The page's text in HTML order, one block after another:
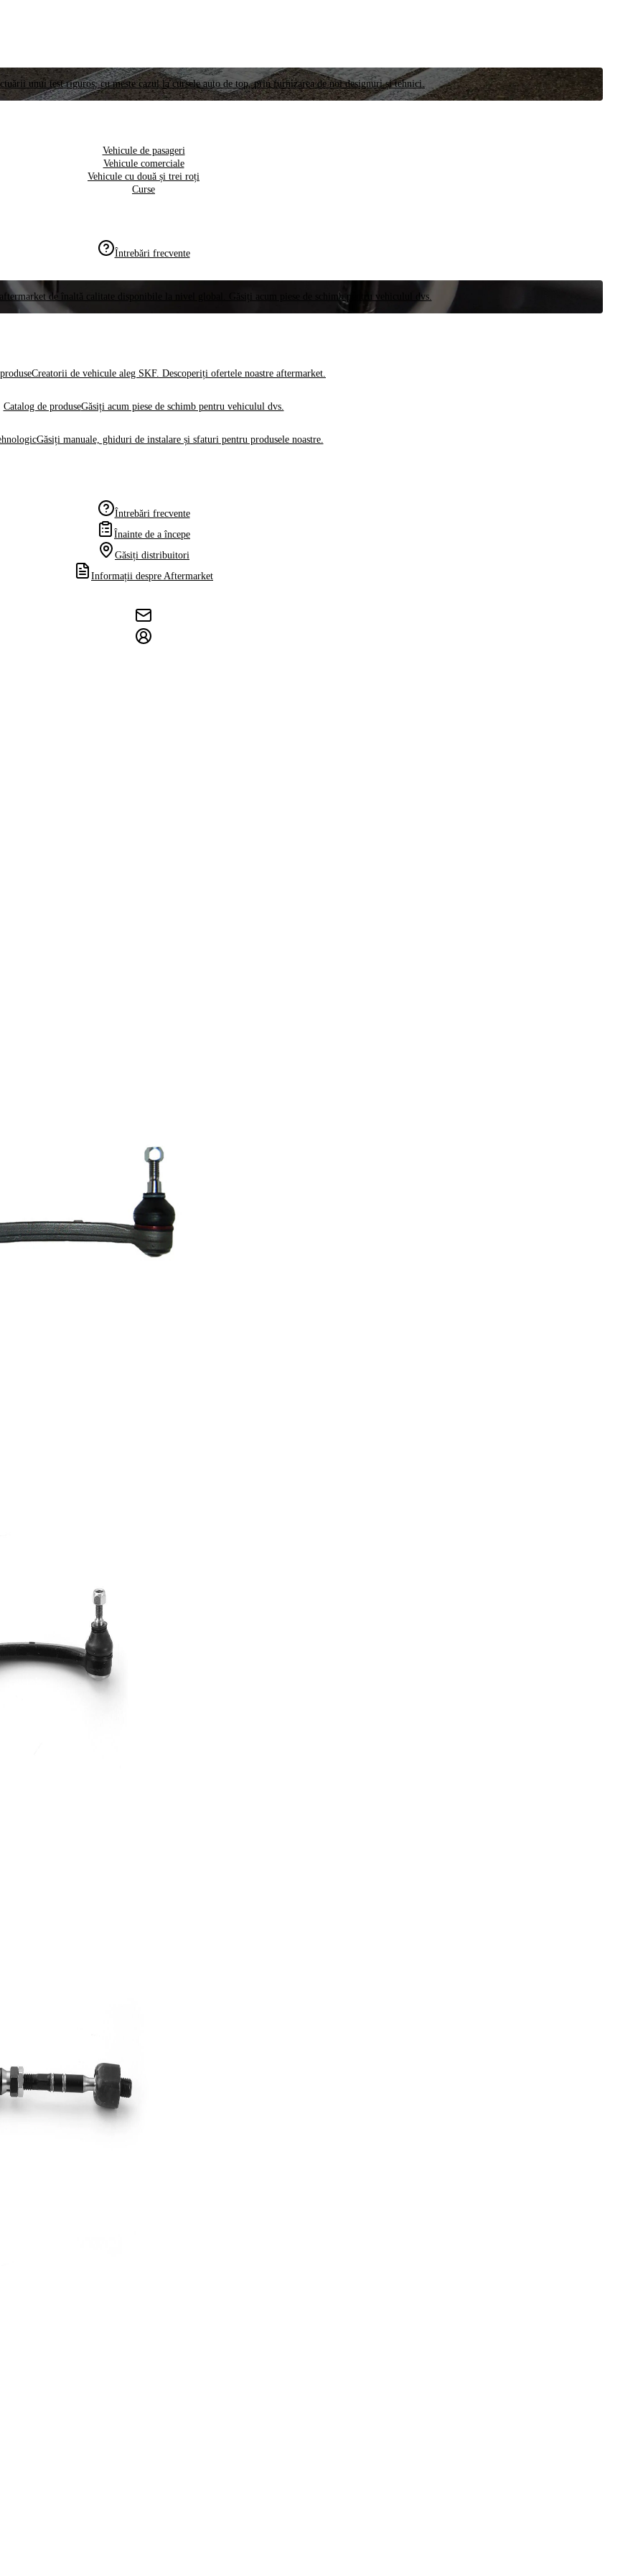
unui test riguros, cu meste cazul la cursele auto de top, prin furnizarea de noi designuri și tehnici.
Vehicule de pasageri
Vehicule comerciale
Vehicule cu două și trei roți
Curse
Întrebări frecvente
de înaltă calitate disponibile la nivel global. Găsiți acum piese de schimb pentru vehiculul dvs.
Creatorii de vehicule aleg SKF. Descoperiți ofertele noastre aftermarket.
Catalog de produseGăsiți acum piese de schimb pentru vehiculul dvs.
Găsiți manuale, ghiduri de instalare și sfaturi pentru produsele noastre.
Întrebări frecvente
Înainte de a începe
Găsiți distribuitori
Informații despre Aftermarket